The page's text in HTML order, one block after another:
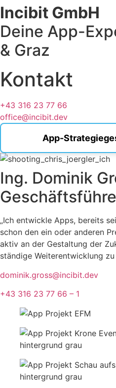
Incibit GmbH
Deine App-
& Graz
Kontakt
+43 316 23 77 66
office@incibit.dev
App-
Ing. Dominik
„Ich entwickle Apps, bereits
schon den ein oder anderen
aktiv an der Gestaltung der
ständige Weiterentwicklung zu
dominik.gross@incibit.dev
+43 316 23 77 66 – 1